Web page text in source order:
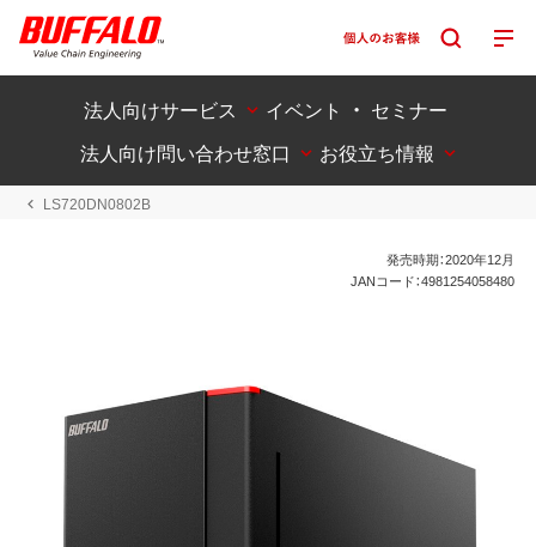
法人向けサービス
イベント ・ セミナー
法人向け問い合わせ窓口
お役立ち情報
LS720DN0802B
発売時期：2020年12月
JANコード：4981254058480